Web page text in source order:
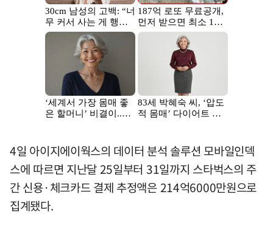
4일 아이지에이웍스의 데이터 분석 솔루션 모바일인덱
스에 따르면 지난달 25일부터 31일까지 스타벅스의 주
간 신용·체크카드 결제 추정액은 214억6000만원으로
집계됐다.